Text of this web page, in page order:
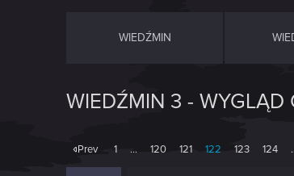
WIEDŹMIN
WIEDŹMIN 3 - WYGLĄD
Prev 1 … 120 121 122 123 124